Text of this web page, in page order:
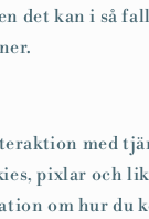
det kan i så
med
pixlar och
om hur du